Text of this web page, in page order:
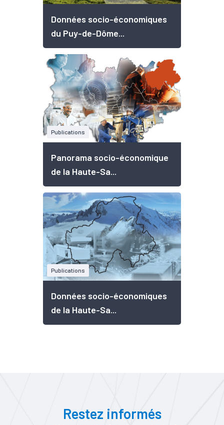
Données socio-économiques
du Puy-de-Dôme...
Publications
Panorama socio-économique
de la Haute-Sa...
Publications
Données socio-économiques
de la Haute-Sa...
Restez informés